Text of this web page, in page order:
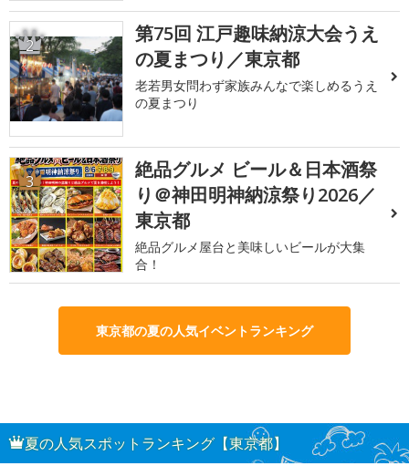
2
第75回 江戸趣味納涼大会うえ
の夏まつり／東京都
老若男女問わず家族みんなで楽しめるうえ
の夏まつり
3
絶品グルメ ビール＆日本酒祭
り＠神田明神納涼祭り2026／
東京都
絶品グルメ屋台と美味しいビールが大集
合！
東京都の夏の人気イベントランキング
夏の人気スポットランキング【東京都】